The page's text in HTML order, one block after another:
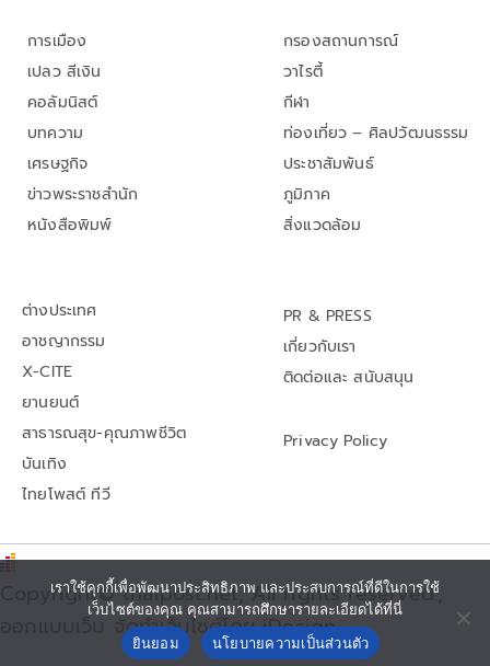
การเมือง
เปลว สีเงิน
คอลัมนิสต์
บทความ
เศรษฐกิจ
ข่าวพระราชสำนัก
หนังสือพิมพ์
กรองสถานการณ์
วาไรตี้
กีฬา
ท่องเที่ยว – ศิลปวัฒนธรรม
ประชาสัมพันธ์
ภูมิภาค
สิ่งแวดล้อม
ต่างประเทศ
อาชญากรรม
X-CITE
ยานยนต์
สาธารณสุข-คุณภาพชีวิต
บันเทิง
ไทยโพสต์ ทีวี
PR & PRESS
เกี่ยวกับเรา
ติดต่อและ สนับสนุน
Privacy Policy
Copyright© thaipost.net, All rights reserved.,
ออกแบบเว็บ จัดทำเว็บไซต์โดย iDesign
เราใช้คุกกี้เพื่อพัฒนาประสิทธิภาพ และประสบการณ์ที่ดีในการใช้
เว็บไซต์ของคุณ คุณสามารถศึกษารายละเอียดได้ที่นี่
ยินยอม
นโยบายความเป็นส่วนตัว